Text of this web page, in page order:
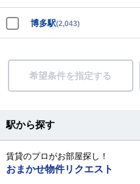
博多駅(2,043)
希望条件を指定する
駅から探す
賃貸のプロがお部屋探し！
おまかせ物件リクエスト